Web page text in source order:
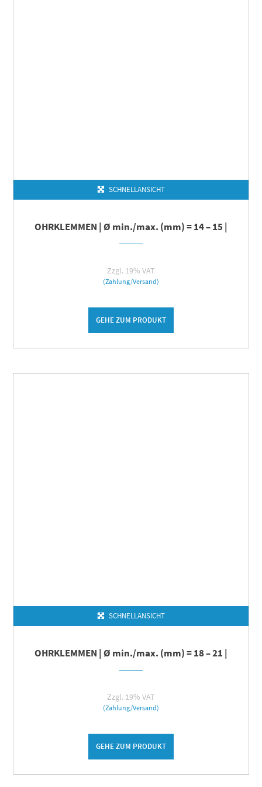
SCHNELLANSICHT
OHRKLEMMEN | Ø min./max. (mm) = 14 – 15 |
Zzgl. 19% VAT
(Zahlung/Versand)
GEHE ZUM PRODUKT
SCHNELLANSICHT
OHRKLEMMEN | Ø min./max. (mm) = 18 – 21 |
Zzgl. 19% VAT
(Zahlung/Versand)
GEHE ZUM PRODUKT